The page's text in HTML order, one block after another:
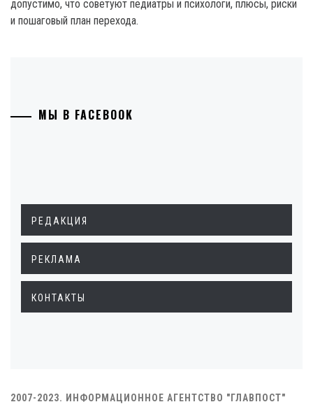
допустимо, что советуют педиатры и психологи, плюсы, риски
и пошаговый план перехода.
МЫ В FACEBOOK
РЕДАКЦИЯ
РЕКЛАМА
КОНТАКТЫ
2007-2023. ИНФОРМАЦИОННОЕ АГЕНТСТВО "ГЛАВПОСТ"